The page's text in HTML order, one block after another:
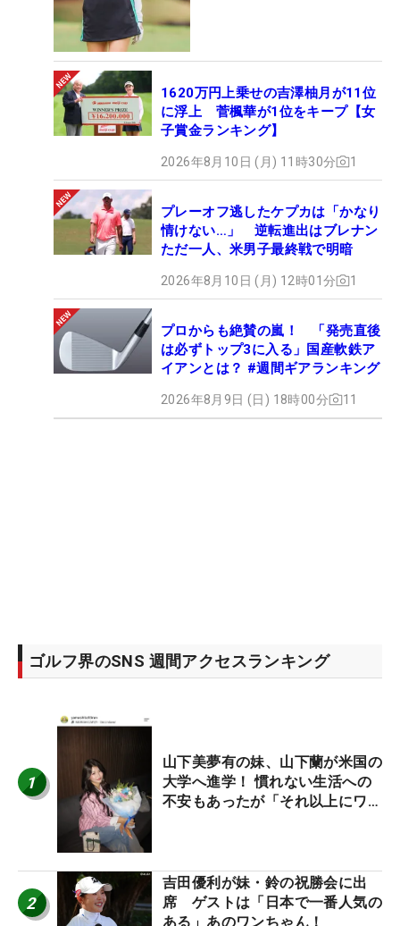
1620万円上乗せの吉澤柚月が11位
に浮上 菅楓華が1位をキープ【女
子賞金ランキング】
2026年8月10日 (月) 11時30分 1
プレーオフ逃したケプカは「かなり
情けない…」 逆転進出はブレナン
ただ一人、米男子最終戦で明暗
2026年8月10日 (月) 12時01分 1
プロからも絶賛の嵐！ 「発売直後
は必ずトップ3に入る」国産軟鉄ア
イアンとは？ #週間ギアランキング
2026年8月9日 (日) 18時00分 11
ゴルフ界のSNS 週間アクセスランキング
1
山下美夢有の妹、山下蘭が米国の
大学へ進学！ 慣れない生活への
不安もあったが「それ以上にワク
2
吉田優利が妹・鈴の祝勝会に出
席 ゲストは「日本で一番人気の
ある」あのワンちゃん！